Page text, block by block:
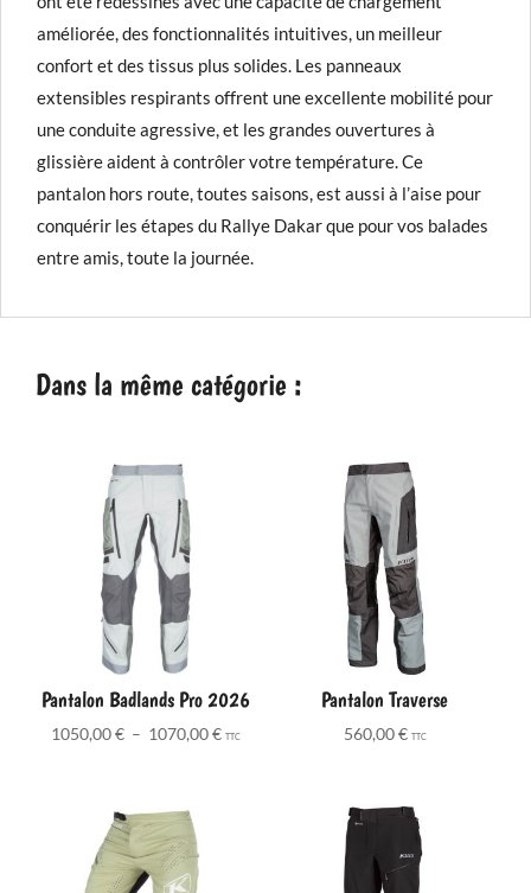
améliorée, des fonctionnalités intuitives, un meilleur
confort et des tissus plus solides. Les panneaux
extensibles respirants offrent une excellente mobilité pour
une conduite agressive, et les grandes ouvertures à
glissière aident à contrôler votre température. Ce
pantalon hors route, toutes saisons, est aussi à l’aise pour
conquérir les étapes du Rallye Dakar que pour vos balades
entre amis, toute la journée.
Dans la même catégorie :
Pantalon Badlands Pro 2026
1050,00€ – 1070,00€Plage
TTC
Pantalon Traverse
560,00€ TTC